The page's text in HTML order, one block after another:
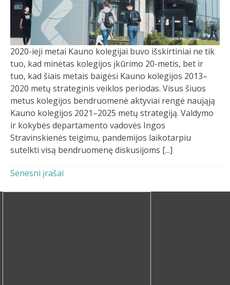
2020-ieji metai Kauno kolegijai buvo išskirtiniai ne tik
tuo, kad minėtas kolegijos įkūrimo 20-metis, bet ir
tuo, kad šiais metais baigėsi Kauno kolegijos 2013–
2020 metų strateginis veiklos periodas. Visus šiuos
metus kolegijos bendruomenė aktyviai rengė naująją
Kauno kolegijos 2021–2025 metų strategiją. Valdymo
ir kokybės departamento vadovės Ingos
Stravinskienės teigimu, pandemijos laikotarpiu
sutelkti visą bendruomenę diskusijoms [...]
Navigacija tarp įrašų
Senesni įrašai